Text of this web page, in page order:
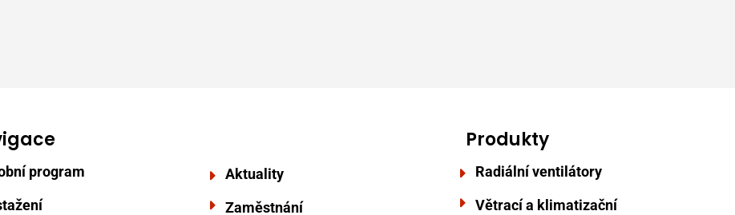
program
Aktuality
Zaměstnání
Produkty
Radiální ventilátory
Větrací a klimatizační